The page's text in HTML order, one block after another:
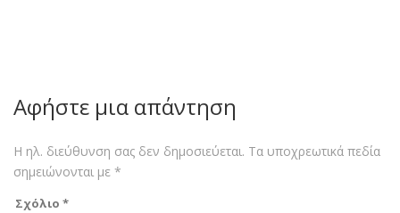
Αφήστε μια απάντηση
Η ηλ. διεύθυνση σας δεν δημοσιεύεται. Τα υποχρεωτικά πεδία
σημειώνονται με *
Σχόλιο *